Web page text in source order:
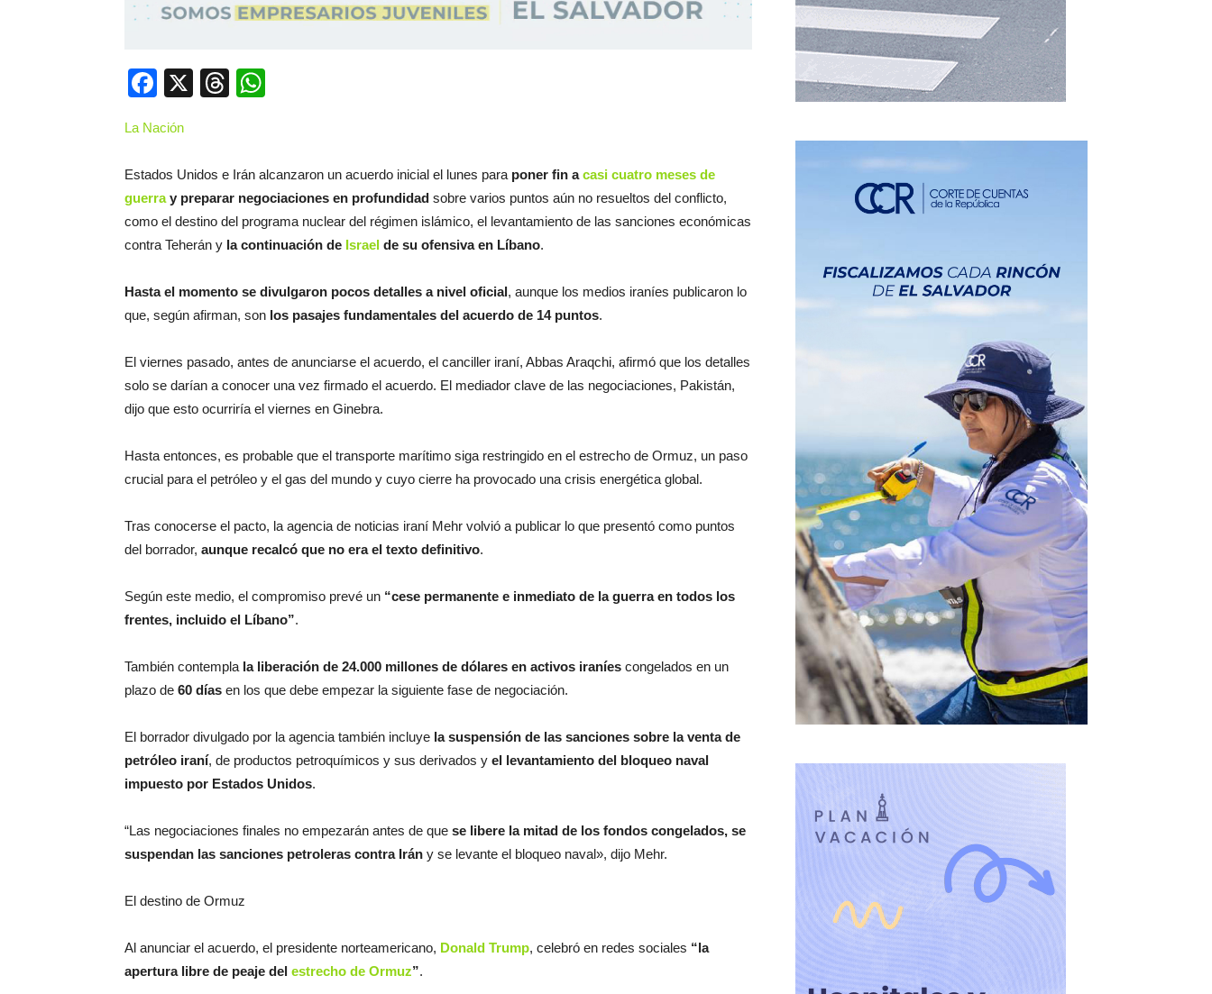
Facebook
X Threads
La Nación
Estados Unidos e Irán alcanzaron un acuerdo inicial el lunes para poner fin acasi cuatro meses de
guerray preparar negociaciones en profundidad sobre varios puntos aún no resueltos del conflicto,
como el destino del programa nuclear del régimen islámico, el levantamiento de las sanciones económicas
contra Teherán y la continuación de Israel de su ofensiva en Líbano.
Hasta el momento se divulgaron pocos detalles a nivel oficial, aunque los medios iraníes publicaron lo
que, según afirman, son los pasajes fundamentales del acuerdo de 14 puntos.
El viernes pasado, antes de anunciarse el acuerdo, el canciller iraní, Abbas Araqchi, afirmó que los detalles
solo se darían a conocer una vez firmado el acuerdo. El mediador clave de las negociaciones, Pakistán,
dijo que esto ocurriría el viernes en Ginebra.
Hasta entonces, es probable que el transporte marítimo siga restringido en el estrecho de Ormuz, un paso
crucial para el petróleo y el gas del mundo y cuyo cierre ha provocado una crisis energética global.
Tras conocerse el pacto, la agencia de noticias iraní Mehr volvió a publicar lo que presentó como puntos
del borrador, aunque recalcó que no era el texto definitivo.
Según este medio, el compromiso prevé un “cese permanente e inmediato de la guerra en todos los
frentes, incluido el Líbano”.
También contempla la liberación de 24.000 millones de dólares en activos iraníes congelados en un
plazo de 60 días en los que debe empezar la siguiente fase de negociación.
El borrador divulgado por la agencia también incluye la suspensión de las sanciones sobre la venta de
petróleo iraní, de productos petroquímicos y sus derivados y el levantamiento del bloqueo naval
impuesto por Estados Unidos.
“Las negociaciones finales no empezarán antes de que se libere la mitad de los fondos congelados, se
suspendan las sanciones petroleras contra Irán y se levante el bloqueo naval», dijo Mehr.
El destino de Ormuz
Al anunciar el acuerdo, el presidente norteamericano, Donald Trump, celebró en redes sociales “la
apertura libre de peaje del estrecho de Ormuz”.